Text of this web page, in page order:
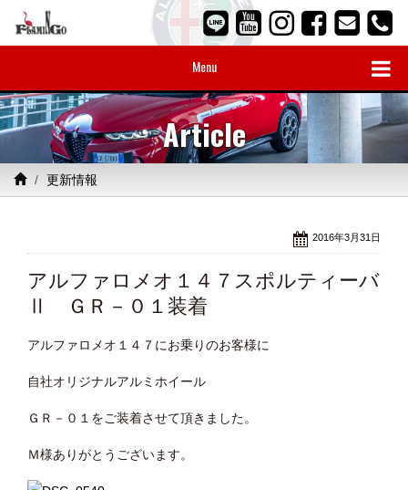
Menu
Article
更新情報
2016年3月31日
アルファロメオ１４７スポルティーバ
Ⅱ ＧＲ－０１装着
アルファロメオ１４７にお乗りのお客様に
自社オリジナルアルミホイール
ＧＲ－０１をご装着させて頂きました。
Ｍ様ありがとうございます。